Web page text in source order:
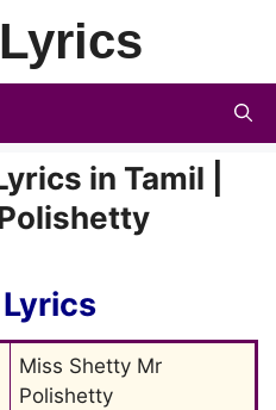
in Tamil |
Miss Shetty Mr
Polishetty